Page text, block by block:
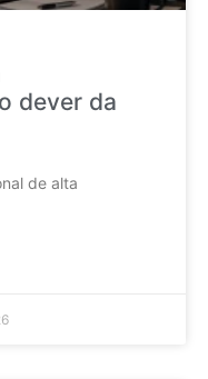
dever da
de alta